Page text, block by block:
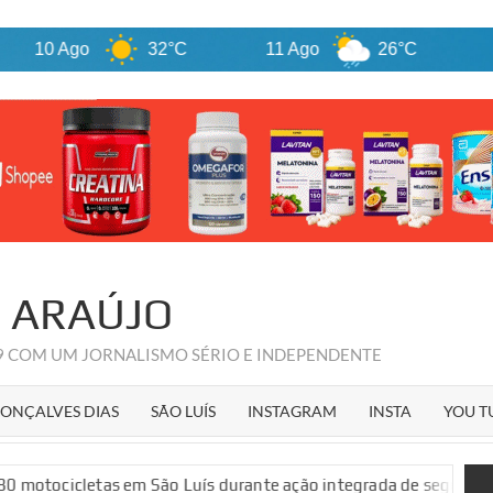
Ago 32°C 11 Ago 26°C 12
UM JORNALISMO SÉRIO E INDEPENDENTE
DIAS SÃO LUÍS INSTAGRAM INSTA YOU
em São Luís durante ação integrada de segurança pública